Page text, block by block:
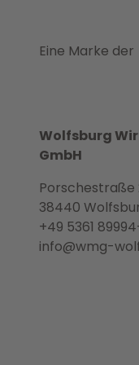
Eine Marke der
Wolfsburg
GmbH
Porschestraße
38440
+49 5361
info@wmg-